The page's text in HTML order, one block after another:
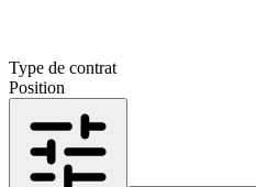
Type de contrat
Position